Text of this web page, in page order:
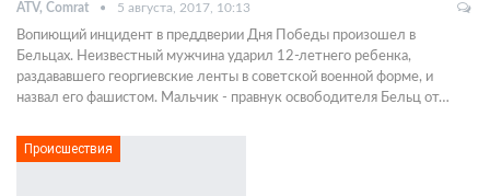
ATV, Comrat 5 августа, 2017, 10:13
Вопиющий инцидент в преддверии Дня Победы произошел в
Бельцах. Неизвестный мужчина ударил 12-летнего ребенка,
раздававшего георгиевские ленты в советской военной форме, и
назвал его фашистом. Мальчик - правнук освободителя Бельц от…
Происшествия